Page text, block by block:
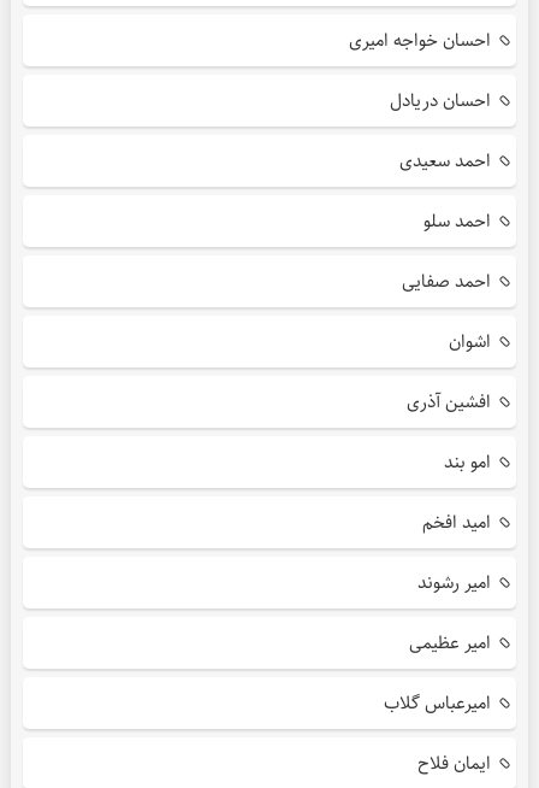
احسان خواجه امیری
احسان دریادل
احمد سعیدی
احمد سلو
احمد صفایی
اشوان
افشین آذری
امو بند
امید افخم
امیر رشوند
امیر عظیمی
امیرعباس گلاب
ایمان فلاح